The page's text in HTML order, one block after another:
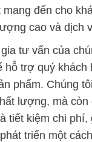
đến cho
cao và dịch
tư vấn của
hỗ trợ quý khách
phẩm. Chúng
lượng, mà còn
tiết kiệm chi phí,
triển một